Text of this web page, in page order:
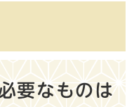
要なものは